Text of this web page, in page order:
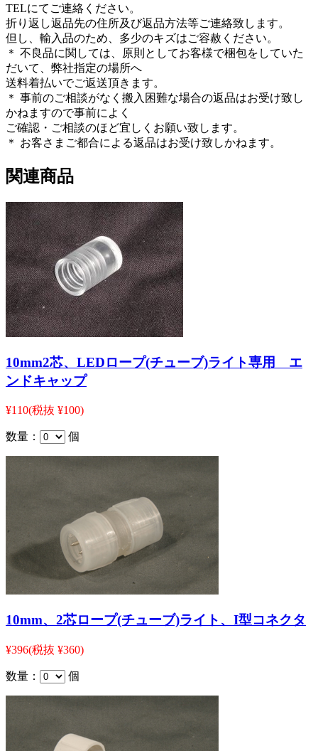
TELにてご連絡ください。
折り返し返品先の住所及び返品方法等ご連絡致します。
但し、輸入品のため、多少のキズはご容赦ください。
＊ 不良品に関しては、原則としてお客様で梱包をしていた
だいて、弊社指定の場所へ
送料着払いでご返送頂きます。
＊ 事前のご相談がなく搬入困難な場合の返品はお受け致し
かねますので事前によく
ご確認・ご相談のほど宜しくお願い致します。
＊ お客さまご都合による返品はお受け致しかねます。
関連商品
10mm2芯、LEDロープ(チューブ)ライト専用 エ
ンドキャップ
¥110(税抜 ¥100)
数量： 個
10mm、2芯ロープ(チューブ)ライト、I型コネクタ
¥396(税抜 ¥360)
数量： 個